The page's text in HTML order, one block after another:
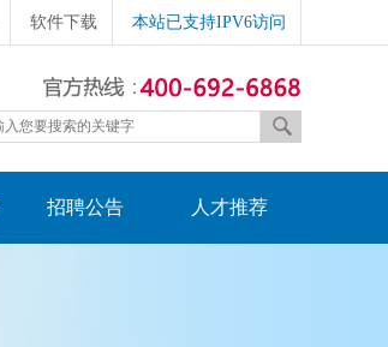
软件下载 本站已支持IPV6访问
招聘公告 人才推荐